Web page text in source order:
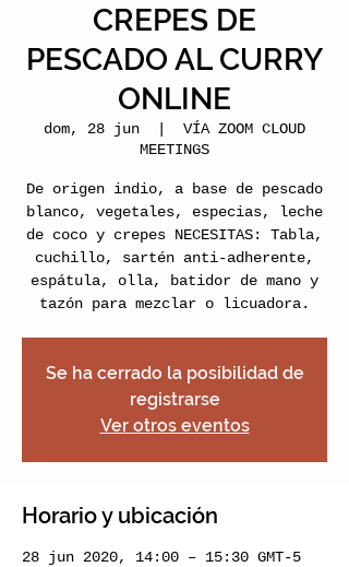
CREPES DE
PESCADO AL CURRY
ONLINE
dom, 28 jun
VÍA ZOOM CLOUD
MEETINGS
De origen indio, a base de pescado
blanco, vegetales, especias, leche
de coco y crepes NECESITAS: Tabla,
cuchillo, sartén anti-adherente,
espátula, olla, batidor de mano y
tazón para mezclar o licuadora.
Se ha cerrado la posibilidad de
registrarse
Ver otros eventos
Horario y ubicación
28 jun 2020, 14:00 – 15:30 GMT-5